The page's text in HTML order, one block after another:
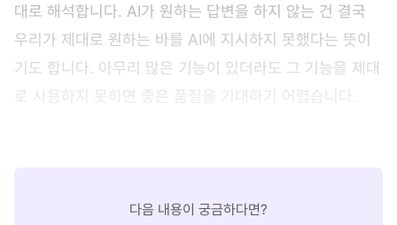
대로 해석합니다. AI가 원하는 답변을 하지 않는 건 결국
우리가 제대로 원하는 바를 AI에 지시하지 못했다는 뜻이
기도 합니다. 아무리 많은 기능이 있더라도 그 기능을 제대
로 사용하지 못하면 좋은 품질을 기대하기 어렵습니다.
다음 내용이 궁금하다면?